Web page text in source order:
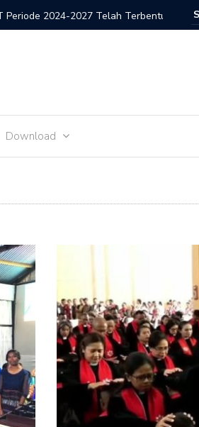
2027 Telah Terbentuk
Download